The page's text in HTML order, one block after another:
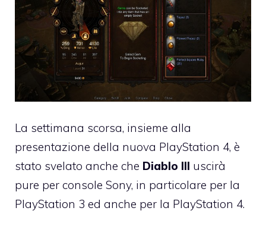
La settimana scorsa, insieme alla
presentazione della nuova PlayStation 4, è
stato svelato anche che Diablo III uscirà
pure per console Sony, in particolare per la
PlayStation 3 ed anche per la PlayStation 4.